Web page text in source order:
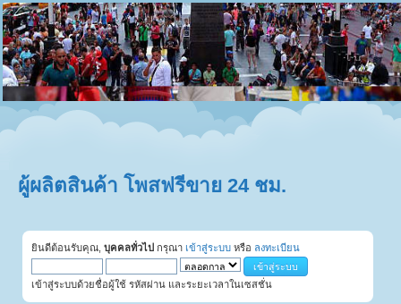
ผู้ผลิตสินค้า โพสฟรีขาย 24 ชม.
ยินดีต้อนรับคุณ, บุคคลทั่วไป กรุณา เข้าสู่ระบบ หรือ ลงทะเบียน
เข้าสู่ระบบด้วยชื่อผู้ใช้ รหัสผ่าน และระยะเวลาในเซสชั่น